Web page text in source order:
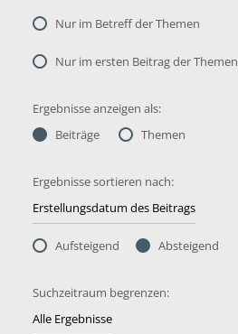
Nur im Betreff der Themen
Nur im ersten Beitrag der Themen
Ergebnisse anzeigen als:
Beiträge
Themen
Ergebnisse sortieren nach:
Aufsteigend Absteigend
Suchzeitraum begrenzen: